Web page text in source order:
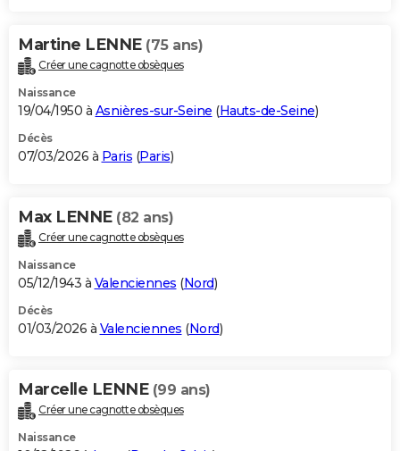
Martine LENNE (75 ans)
Créer une cagnotte obsèques
Naissance
19/04/1950 à Asnières-sur-Seine (Hauts-de-Seine)
Décès
07/03/2026 à Paris (Paris)
Max LENNE (82 ans)
Créer une cagnotte obsèques
Naissance
05/12/1943 à Valenciennes (Nord)
Décès
01/03/2026 à Valenciennes (Nord)
Marcelle LENNE (99 ans)
Créer une cagnotte obsèques
Naissance